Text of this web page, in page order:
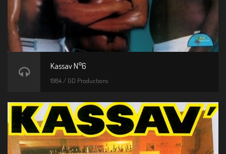
Kassav N°6
1984 / GD Productions